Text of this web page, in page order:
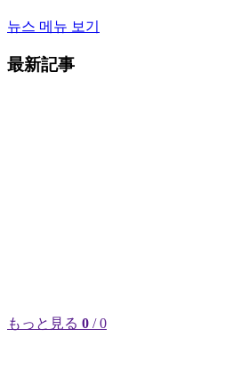
뉴스 메뉴 보기
最新記事
もっと見る 0 / 0